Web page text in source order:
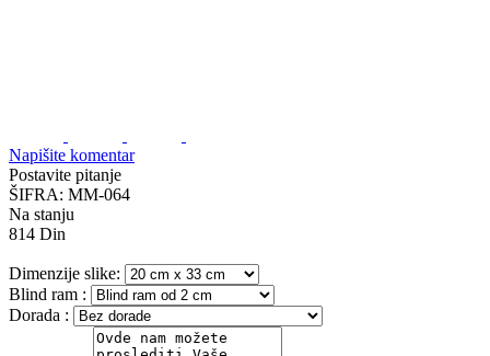
Napišite komentar
Postavite pitanje
ŠIFRA: MM-064
Na stanju
814 Din
Dimenzije slike:
Blind ram :
Dorada :